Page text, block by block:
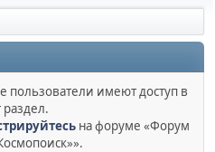
пользователи имеют доступ в
раздел.
на форуме «Форум